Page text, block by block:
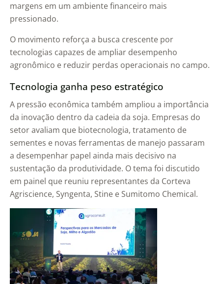
margens em um ambiente financeiro mais
pressionado.
O movimento reforça a busca crescente por
tecnologias capazes de ampliar desempenho
agronômico e reduzir perdas operacionais no campo.
Tecnologia ganha peso estratégico
A pressão econômica também ampliou a importância
da inovação dentro da cadeia da soja. Empresas do
setor avaliam que biotecnologia, tratamento de
sementes e novas ferramentas de manejo passaram
a desempenhar papel ainda mais decisivo na
sustentação da produtividade. O tema foi discutido
em painel que reuniu representantes da Corteva
Agriscience, Syngenta, Stine e Sumitomo Chemical.